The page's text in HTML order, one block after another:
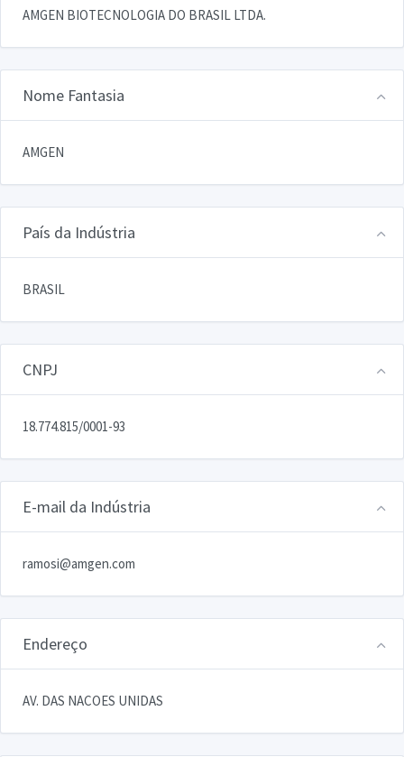
AMGEN BIOTECNOLOGIA DO BRASIL LTDA.
Nome Fantasia
AMGEN
País da Indústria
BRASIL
CNPJ
18.774.815/0001-93
E-mail da Indústria
ramosi@amgen.com
Endereço
AV. DAS NACOES UNIDAS